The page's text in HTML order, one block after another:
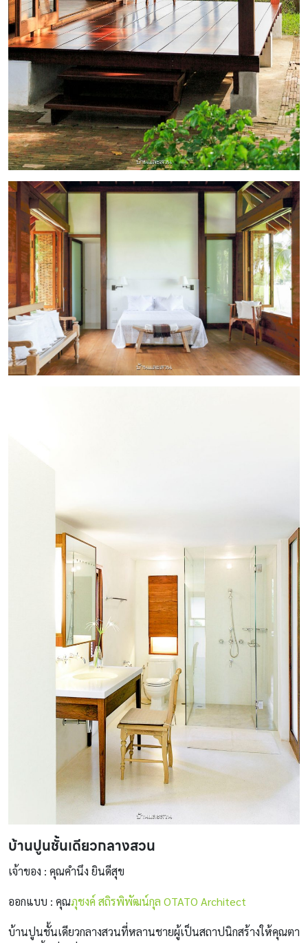
บ้านปูนชั้นเดียวกลางสวน
เจ้าของ : คุณคำนึง ยินดีสุข
ออกแบบ : คุณภุชงค์ สถิรพิพัฒน์กุล OTATO Architect
บ้านปูนชั้นเดียวกลางสวนที่หลานชายผู้เป็นสถาปนิกสร้างให้คุณตา